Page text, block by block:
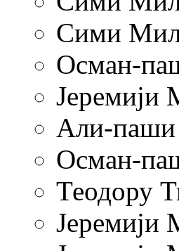
Сими
Осман-
Јеремији
Али-паши
Осман-
Теодору
Јеремији